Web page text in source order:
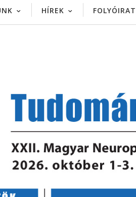
HÍREK FOLYÓIRAT